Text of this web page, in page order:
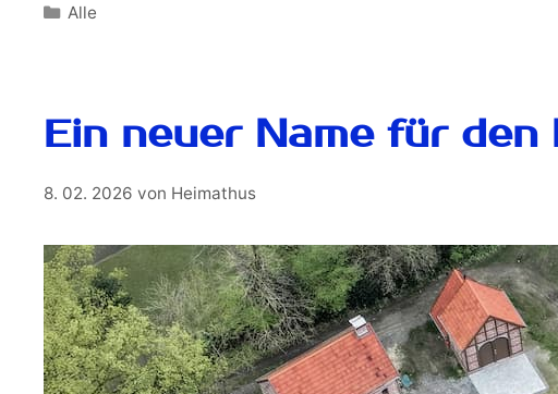
Alle
Ein neuer Name für den
8. 02. 2026 von Heimathus